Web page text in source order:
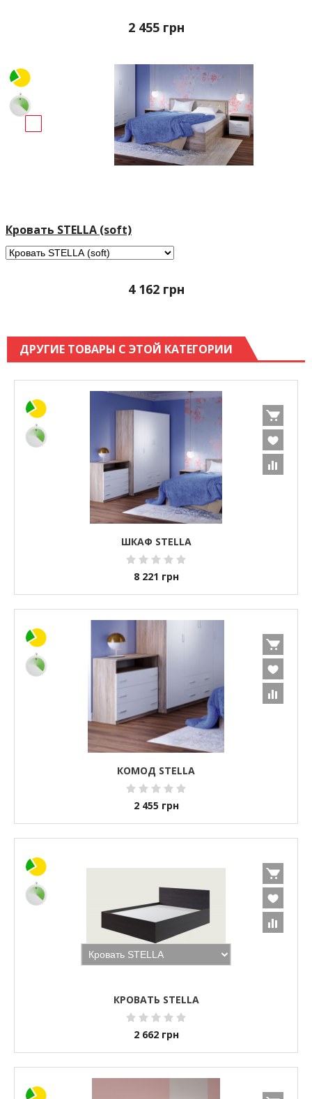
2 455 грн
Кровать STELLA (soft)
4 162 грн
ДРУГИЕ ТОВАРЫ С ЭТОЙ КАТЕГОРИИ
ШКАФ STELLA
8 221 грн
КОМОД STELLA
2 455 грн
КРОВАТЬ STELLA
2 662 грн